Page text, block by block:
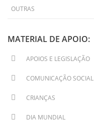
OUTRAS
MATERIAL DE APOIO:
APOIOS E LEGISLAÇÃO
COMUNICAÇÃO SOCIAL
CRIANÇAS
DIA MUNDIAL